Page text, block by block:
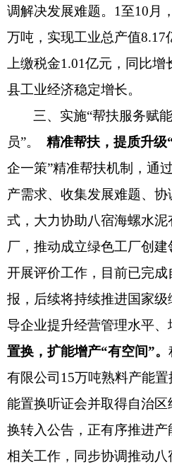
调解决发展难题。 1至10月
万吨，实现工业总产值8.17
上缴税金1.01亿元，同比
县工业经济稳定增长。
三、实施“帮扶服务赋
员”。 精准帮扶，提质升级
企一策”精准帮扶机制，通
产需求、收集发展难题、
式，大力协助八宿海螺水
厂，推动成立绿色工厂创
开展评价工作，目前已完成
报，后续将持续推进国家级
导企业提升经营管理水平、
置换，扩能增产“有空间”。
有限公司 15万吨熟料产能
能置换听证会并取得自治
换转入公告，正有序推进
相关工作，同步协调推动八